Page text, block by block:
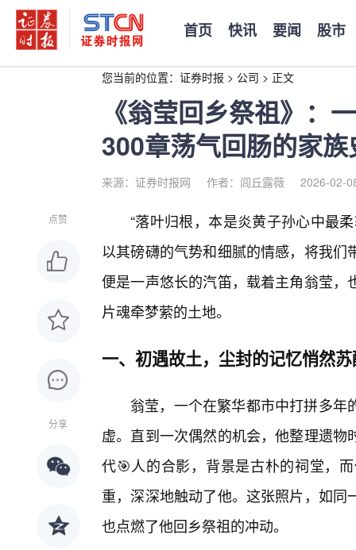
首页 快讯 要闻 股市
您当前的位置： 证券时报 > 公司 > 正文
《翁莹回乡祭祖》：
300章荡气回肠的家族
来源：证券时报网 作者：闾丘露薇 2026-02-
点赞
分享
“落叶归根，本是炎黄子孙心中最
以其磅礴的气势和细腻的情感，将我
便是一声悠长的汽笛，载着主角翁莹
片魂牵梦萦的土地。
一、初遇故土，尘封的记忆悄然
翁莹，一个在繁华都市中打拼多年
虚。直到一次偶然的机会，他整理遗
代🎯人的合影，背景是古朴的祠堂，
重，深深地触动了他。这张照片，如
也点燃了他回乡祭祖的冲动。